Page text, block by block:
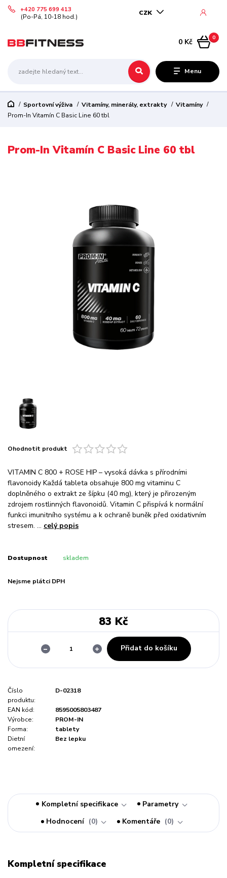
Menu
CZK
+420 775 699 413
(Po-Pá, 10-18 hod.)
0
0 Kč
Sportovní výživa Vitamíny, minerály, extrakty
Vitamíny
Prom-In Vitamín C Basic Line 60 tbl
Prom-In Vitamín C Basic Line 60 tbl
Ohodnotit produkt
VITAMIN C 800 + ROSE HIP – vysoká dávka s přírodními
flavonoidy Každá tableta obsahuje 800 mg vitaminu C
doplněného o extrakt ze šípku (40 mg), který je přirozeným
zdrojem rostlinných flavonoidů. Vitamin C přispívá k normální
funkci imunitního systému a k ochraně buněk před oxidativním
stresem. ... celý popis
Dostupnost skladem
Nejsme plátci DPH
83 Kč
Přidat do košíku
Číslo
produktu:
D-02318
EAN kód:
8595005803487
Výrobce:
PROM-IN
Forma:
tablety
Dietní
omezení:
Bez lepku
Kompletní specifikace
Parametry
Hodnocení
0 Komentáře 0
Kompletní specifikace